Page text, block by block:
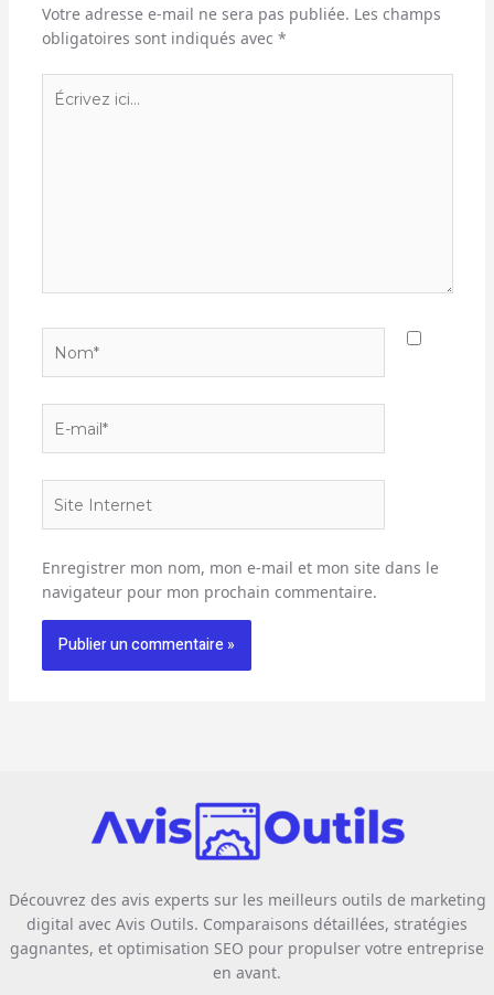
Votre adresse e-mail ne sera pas publiée. Les champs
obligatoires sont indiqués avec *
Écrivez
ici…
mail*
Internet
Enregistrer mon nom, mon e-mail et mon site dans le
navigateur pour mon prochain commentaire.
Découvrez des avis experts sur les meilleurs outils de marketing
digital avec Avis Outils. Comparaisons détaillées, stratégies
gagnantes, et optimisation SEO pour propulser votre entreprise
en avant.